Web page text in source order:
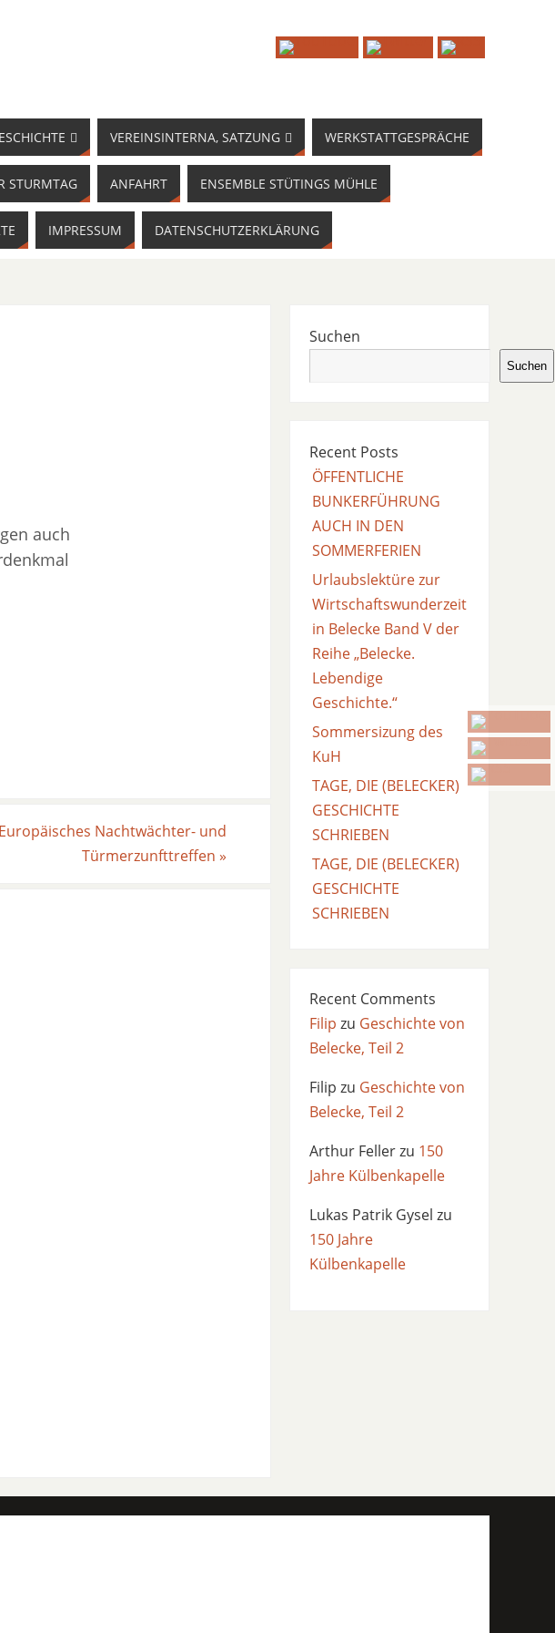
VEREINSINTERNA, SATZUNG WERKSTATTGESPRÄCHE
STURMTAG ANFAHRT ENSEMBLE STÜTINGS MÜHLE
IMPRESSUM DATENSCHUTZERKLÄRUNG
auch
Nachtwächter- und
Türmerzunfttreffen »
Suchen
Suchen
Recent Posts
ÖFFENTLICHE
BUNKERFÜHRUNG
AUCH IN DEN
SOMMERFERIEN
Urlaubslektüre zur
Wirtschaftswunderzeit
in Belecke Band V der
Reihe „Belecke.
Lebendige
Geschichte.“
Sommersizung des
KuH
TAGE, DIE (BELECKER)
GESCHICHTE
SCHRIEBEN
TAGE, DIE (BELECKER)
GESCHICHTE
SCHRIEBEN
Recent Comments
Filip zu Geschichte von
Belecke, Teil 2
Filip zu Geschichte von
Belecke, Teil 2
Arthur Fellerzu 150
Jahre Külbenkapelle
Lukas Patrik Gysel zu
150 Jahre
Külbenkapelle